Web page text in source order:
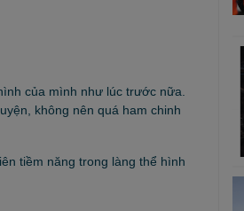
của mình như lúc trước nữa.
không nên quá ham chinh
tiềm năng trong làng thể hình